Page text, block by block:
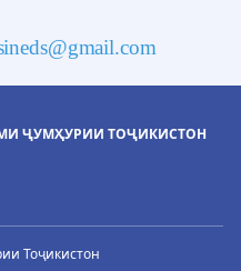
@gmail.com
ҶУМҲУРИИ ТОҶИКИСТОН
Тоҷикистон